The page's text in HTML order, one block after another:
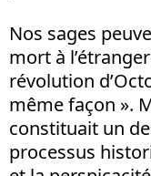
Nos sages
mort à
révolution
même façon ».
constituait un
processus